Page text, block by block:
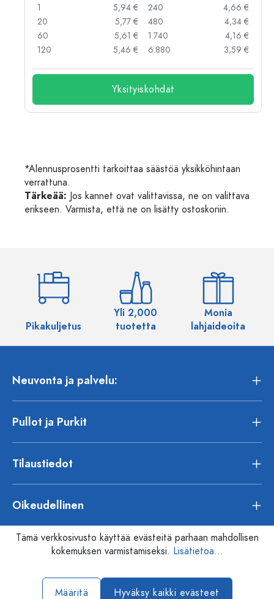
1
5,94 €
20
5,77 €
60
5,61 €
120
5,46 €
240
4,66 €
480
4,34 €
1.740
4,16 €
6.880
3,59 €
Yksityiskohdat
*Alennusprosentti tarkoittaa säästöä yksikköhintaan
verrattuna.
Tärkeää: Jos kannet ovat valittavissa, ne on valittava
erikseen. Varmista, että ne on lisätty ostoskoriin.
Pikakuljetus
Yli 2,000
tuotetta
Monia
lahjaideoita
Neuvonta ja palvelu:
Pullot ja Purkit
Tilaustiedot
Oikeudellinen
Tämä verkkosivusto käyttää evästeitä parhaan mahdollisen
kokemuksen varmistamiseksi. Lisätietoa...
Määritä Hyväksy kaikki evästeet